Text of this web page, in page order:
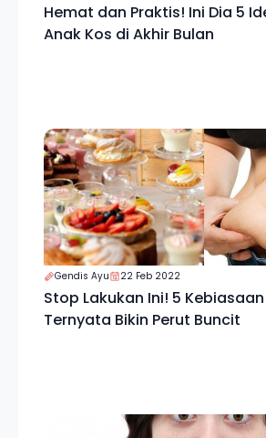
Hemat dan Praktis! Ini Dia 5
Anak Kos di Akhir Bulan
Gendis Ayu 22 Feb 2022
Stop Lakukan Ini! 5
Ternyata Bikin Perut Buncit